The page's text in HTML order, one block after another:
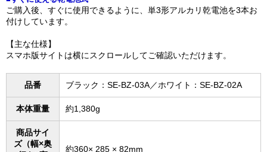
ご購入後、すぐに使用できるように、単3形アルカリ乾電池を3本お
付けしています。
【主な仕様】
スマホ版サイトは横にスクロールしてご確認いただけます。
品番 ブラック：SE-BZ-03A／ホワイト：SE-BZ-02A
本体重量 約1,380g
商品サイ
ズ（幅×奥
約360× 285 × 82mm